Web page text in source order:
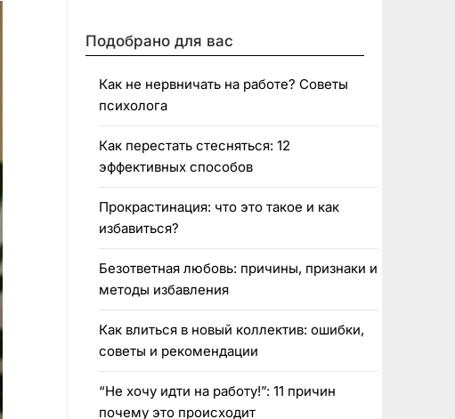
Подобрано для вас
Как не нервничать на работе? Советы
психолога
Как перестать стесняться: 12
эффективных способов
Прокрастинация: что это такое и как
избавиться?
Безответная любовь: причины, признаки и
методы избавления
Как влиться в новый коллектив: ошибки,
советы и рекомендации
“Не хочу идти на работу!”: 11 причин
почему это происходит